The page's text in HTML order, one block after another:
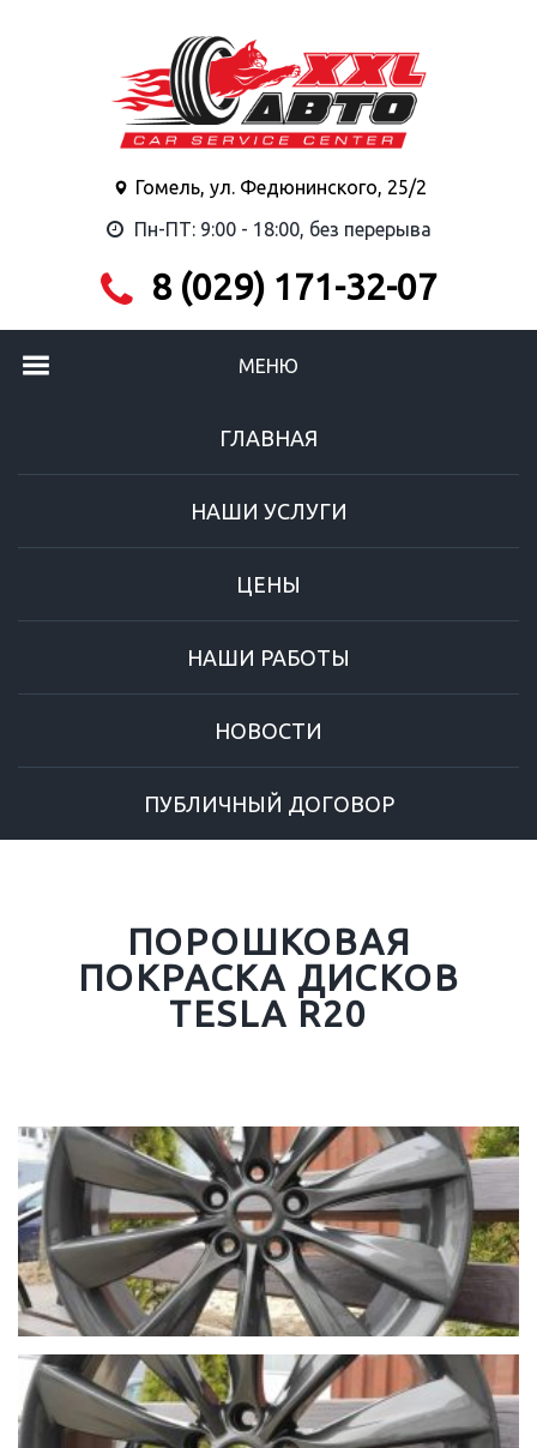
Гомель, ул. Федюнинского, 25/2
Пн-ПТ: 9:00 - 18:00, без перерыва
8 (029) 171-32-07
МЕНЮ
ГЛАВНАЯ
НАШИ УСЛУГИ
ЦЕНЫ
НАШИ РАБОТЫ
НОВОСТИ
ПУБЛИЧНЫЙ ДОГОВОР
ПОРОШКОВАЯ
ПОКРАСКА ДИСКОВ
TESLA R20